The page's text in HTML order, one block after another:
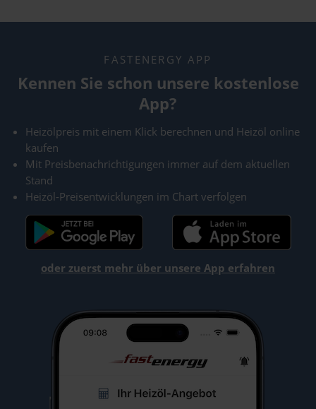
FASTENERGY APP
Kennen Sie schon unsere kostenlose
App?
Heizölpreis mit einem Klick berechnen und Heizöl online
kaufen
Mit Preisbenachrichtigungen immer auf dem aktuellen
Stand
Heizöl-Preisentwicklungen im Chart verfolgen
oder zuerst mehr über unsere App erfahren